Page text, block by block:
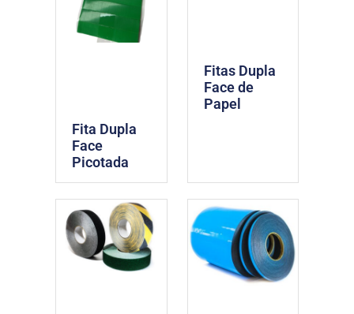
Fita Dupla
Face
Picotada
Fitas Dupla
Face de
Papel